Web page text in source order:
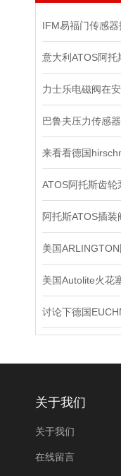
IFM易福门传感器
意大利ATOS阿
ATOS阿托斯齿轮
阿托斯ATOS插
关于我们
关于我们
在线留言